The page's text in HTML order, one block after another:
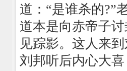
道：“是谁杀的?”
道本是向赤帝子
见踪影。这人来
刘邦听后内心大